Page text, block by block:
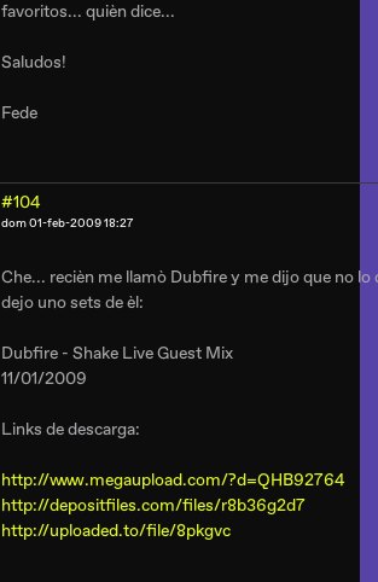
favoritos... quièn dice...
Saludos!
Fede
#104
dom 01-feb-2009 18:27
Che... recièn me llamò Dubfire y me dijo que no
dejo uno sets de èl:
Dubfire - Shake Live Guest Mix
11/01/2009
Links de descarga:
http://www.megaupload.com/?d=QHB92764
http://depositfiles.com/files/r8b36g2d7
http://uploaded.to/file/8pkgvc